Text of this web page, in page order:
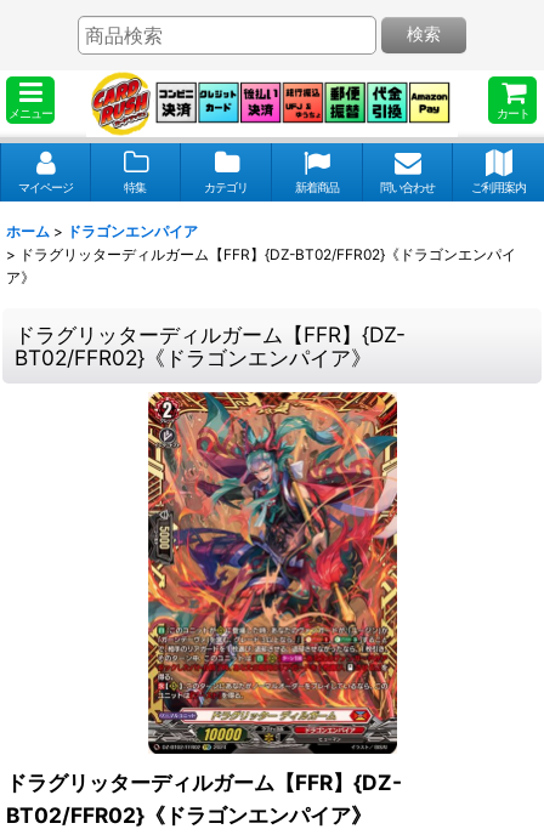
メニュー カート
検索
マイページ 特集 カテゴリ 新着商品 問い合わせ ご利用案内
ホーム > ドラゴンエンパイア
> ドラグリッターディルガーム【FFR】{DZ-BT02/FFR02}《ドラゴンエンパイ
ア》
ドラグリッターディルガーム【FFR】{DZ-
BT02/FFR02}《ドラゴンエンパイア》
ドラグリッターディルガーム【FFR】{DZ-
BT02/FFR02}《ドラゴンエンパイア》